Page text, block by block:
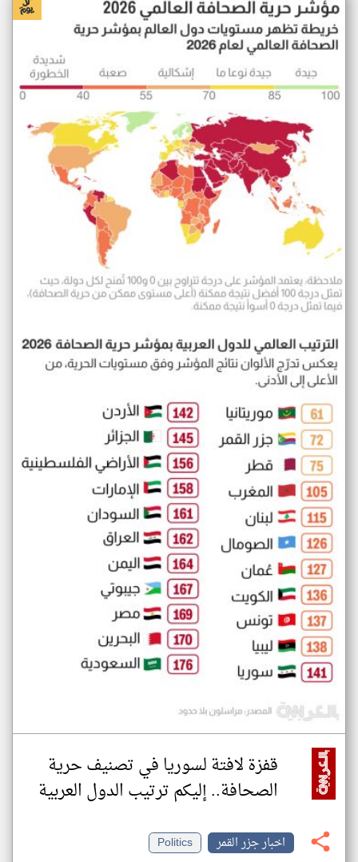
قفزة لافتة لسوريا في تصنيف حرية
الصحافة.. إليكم ترتيب الدول العربية
اخبار جزر القمر
Politics